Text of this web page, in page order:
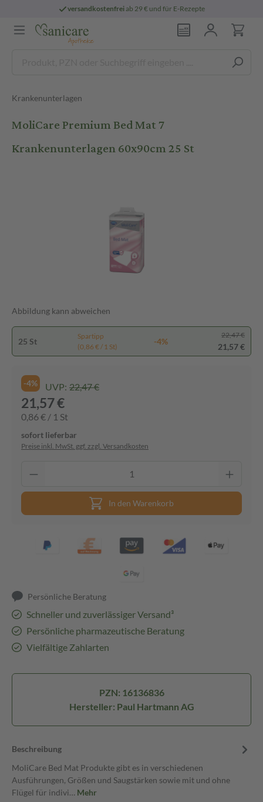
versandkostenfreiab 29 € und für E-Rezepte
Krankenunterlagen
MoliCare Premium Bed Mat 7
Krankenunterlagen 60x90cm 25 St
Abbildung kann abweichen
25 St
Spartipp
(0,86 € / 1 St)
-4%
22,47 €
21,57 €
-4% UVP: 22,47 €
21,57 €
0,86 € / 1 St
sofort lieferbar
Preise inkl. MwSt. ggf. zzgl. Versandkosten
In den Warenkorb
Persönliche Beratung
Schneller und zuverlässiger Versand³
Persönliche pharmazeutische Beratung
Vielfältige Zahlarten
PZN: 16136836
Hersteller: Paul Hartmann AG
Beschreibung
MoliCare Bed Mat Produkte gibt es in verschiedenen
Ausführungen, Größen und Saugstärken sowie mit und ohne
Flügel für indivi… Mehr